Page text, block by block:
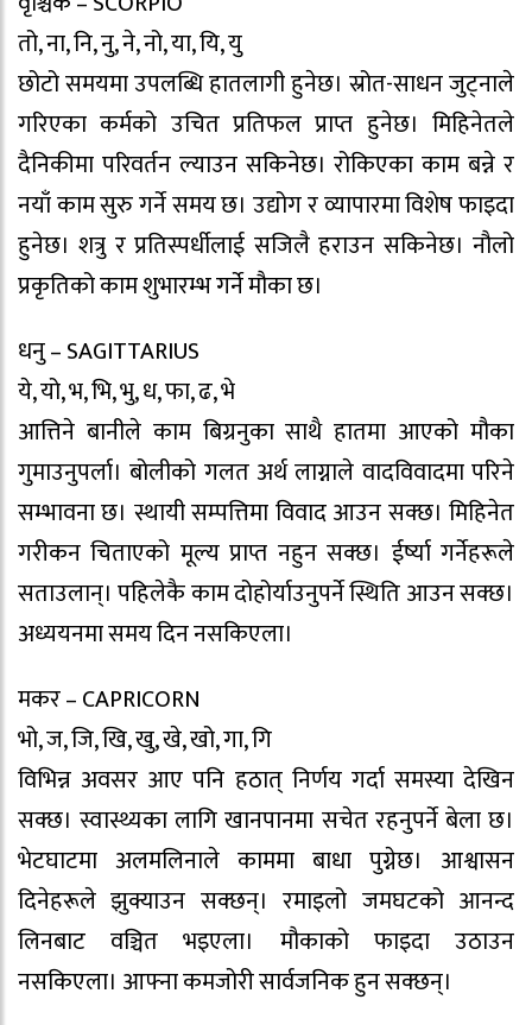
तो, ना, नि, नु, ने, नो, या, यि, यु
छोटो समयमा उपलब्धि हातलागी हुनेछ। स्रोत-साधन जुट्नाले
गरिएका कर्मको उचित प्रतिफल प्राप्त हुनेछ। मिहिनेतले
दैनिकीमा परिवर्तन ल्याउन सकिनेछ। रोकिएका काम बन्ने र
नयाँ काम सुरु गर्ने समय छ। उद्योग र व्यापारमा विशेष फाइदा
हुनेछ। शत्रु र प्रतिस्पर्धीलाई सजिलै हराउन सकिनेछ। नौलो
प्रकृतिको काम शुभारम्भ गर्ने मौका छ।
धनु – SAGITTARIUS
ये, यो, भ, भि, भु, ध, फा, ढ, भे
आत्तिने बानीले काम बिग्रनुका साथै हातमा आएको मौका
गुमाउनुपर्ला। बोलीको गलत अर्थ लाग्नाले वादविवादमा परिने
सम्भावना छ। स्थायी सम्पत्तिमा विवाद आउन सक्छ। मिहिनेत
गरीकन चिताएको मूल्य प्राप्त नहुन सक्छ। ईर्ष्या गर्नेहरूले
सताउलान्। पहिलेकै काम दोहोर्याउनुपर्ने स्थिति आउन सक्छ।
अध्ययनमा समय दिन नसकिएला।
मकर – CAPRICORN
भो, ज, जि, खि, खु, खे, खो, गा, गि
विभिन्न अवसर आए पनि हठात् निर्णय गर्दा समस्या देखिन
सक्छ। स्वास्थ्यका लागि खानपानमा सचेत रहनुपर्ने बेला छ।
भेटघाटमा अलमलिनाले काममा बाधा पुग्नेछ। आश्वासन
दिनेहरूले झुक्याउन सक्छन्। रमाइलो जमघटको आनन्द
लिनबाट वञ्चित भइएला। मौकाको फाइदा उठाउन
नसकिएला। आफ्ना कमजोरी सार्वजनिक हुन सक्छन्।